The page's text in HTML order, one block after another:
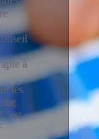
à
les